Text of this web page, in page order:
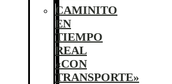
CAMINITO
EN
TIEMPO
REAL
«CON
TRANSPORTE»